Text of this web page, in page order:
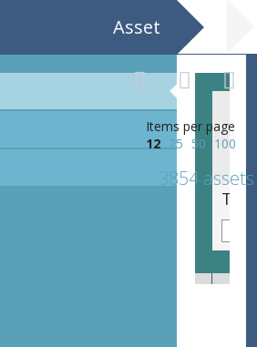
Asset
Items per page
12
25 50 100
3854 assets